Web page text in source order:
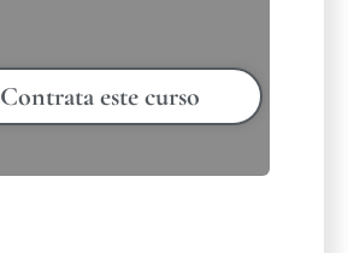
Contrata este curso